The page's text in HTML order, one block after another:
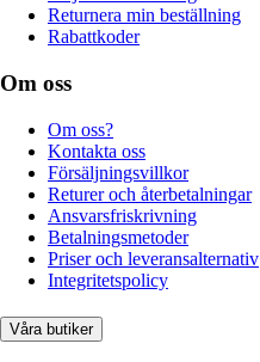
Returnera min beställning
Rabattkoder
Om oss
Om oss?
Kontakta oss
Försäljningsvillkor
Returer och återbetalningar
Ansvarsfriskrivning
Betalningsmetoder
Priser och leveransalternativ
Integritetspolicy
Våra butiker